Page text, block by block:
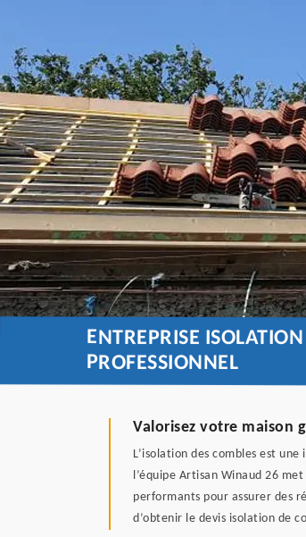
ENTREPRISE
PROFESSIONNEL
Valorisez votre maison
L’isolation des combles est
l’équipe Artisan Winaud 26
performants pour assurer des
d’obtenir le devis isolation de